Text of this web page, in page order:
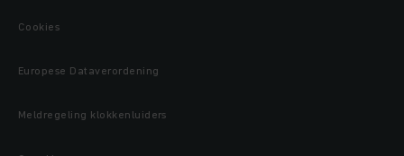
Cookies
Europese Dataverordening
Meldregeling klokkenluiders